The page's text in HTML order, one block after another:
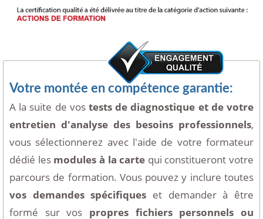
Votre montée en compétence garantie:
A la suite de vos tests de diagnostique et de votre
entretien d'analyse des besoins professionnels,
vous sélectionnerez avec l'aide de votre formateur
dédié les modules à la carte qui constitueront votre
parcours de formation. Vous pouvez y inclure toutes
vos demandes spécifiques et demander à être
formé sur vos propres fichiers personnels ou